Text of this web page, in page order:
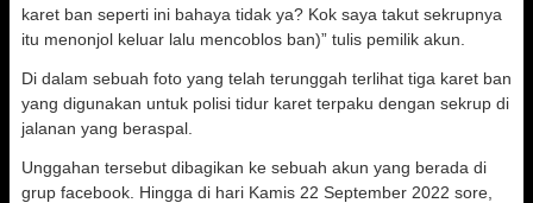
karet ban seperti ini bahaya tidak ya? Kok saya takut sekrupnya
itu menonjol keluar lalu mencoblos ban)” tulis pemilik akun.
Di dalam sebuah foto yang telah terunggah terlihat tiga karet ban
yang digunakan untuk polisi tidur karet terpaku dengan sekrup di
jalanan yang beraspal.
Unggahan tersebut dibagikan ke sebuah akun yang berada di
grup facebook. Hingga di hari Kamis 22 September 2022 sore,